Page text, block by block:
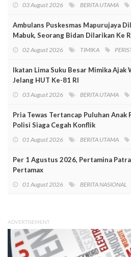
03 August 2026 BERITA UTAMA
Ambulans Puskesmas Mapurujaya
Mabuk, Seorang Bidan Dilarikan Ke
02 August 2026 TIMIKA
Ikatan Lima Suku Besar Mimika Ajak
Jelang HUT Ke-81 RI
03 August 2026 BERITA UTAMA
Pria Tewas Tertancap Puluhan Anak
Polisi Siaga Cegah Konflik
01 August 2026 BERITA UTAMA
Per 1 Agustus 2026, Pertamina
Pertamax
01 August 2026 BERITA NASIONAL
ADVERTISEMENT